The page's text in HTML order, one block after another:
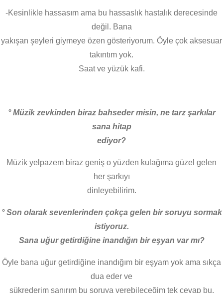
-Kesinlikle hassasım ama bu hassaslık hastalık derecesinde
değil. Bana
yakışan şeyleri giymeye özen gösteriyorum. Öyle çok aksesuar
takıntım yok.
Saat ve yüzük kafi.
° Müzik zevkinden biraz bahseder misin, ne tarz şarkılar
sana hitap
ediyor?
Müzik yelpazem biraz geniş o yüzden kulağıma güzel gelen
her şarkıyı
dinleyebilirim.
° Son olarak sevenlerinden çokça gelen bir soruyu sormak
istiyoruz.
Sana uğur getirdiğine inandığın bir eşyan var mı?
Öyle bana uğur getirdiğine inandığım bir eşyam yok ama sıkça
dua eder ve
şükrederim sanırım bu soruya verebileceğim tek cevap bu.